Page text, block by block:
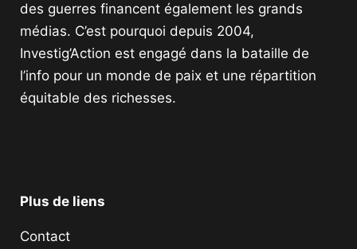
des guerres financent également les grands
médias. C’est pourquoi depuis 2004,
Investig’Action est engagé dans la bataille de
l’info pour un monde de paix et une répartition
équitable des richesses.
Plus de liens
Contact